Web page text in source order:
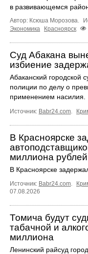
в развивающемся
Автор: Ксюша Морозова.
Экономика
Красноярск
Суд Абакана
избиение
Абаканский городской
полиции по делу о
применением насилия.
Источник: Babr24.com
В Красноярске
миллиона рублей
В Красноярске
Источник: Babr24.com
07.08.2026
Томича будут
табачной и
миллиона
Ленинский райсуд